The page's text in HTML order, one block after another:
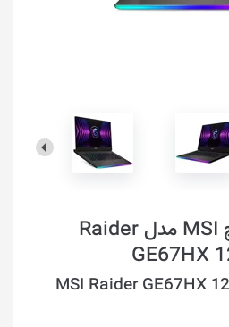
لپ تاپ 15.6 اینچ MSI مدل Raider
GE67HX
MSI Raider GE67HX